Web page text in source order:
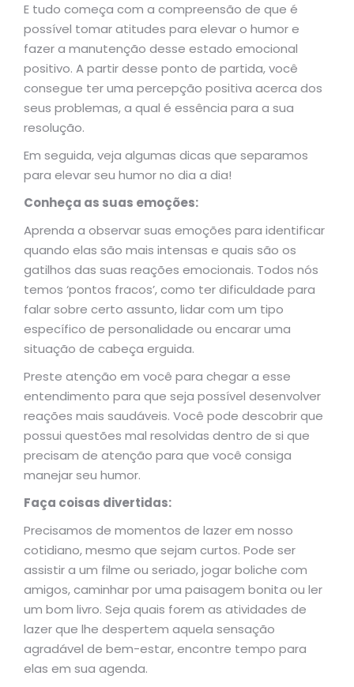
E tudo começa com a compreensão de que é
possível tomar atitudes para elevar o humor e
fazer a manutenção desse estado emocional
positivo. A partir desse ponto de partida, você
consegue ter uma percepção positiva acerca dos
seus problemas, a qual é essência para a sua
resolução.
Em seguida, veja algumas dicas que separamos
para elevar seu humor no dia a dia!
Conheça as suas emoções:
Aprenda a observar suas emoções para identificar
quando elas são mais intensas e quais são os
gatilhos das suas reações emocionais. Todos nós
temos ‘pontos fracos’, como ter dificuldade para
falar sobre certo assunto, lidar com um tipo
específico de personalidade ou encarar uma
situação de cabeça erguida.
Preste atenção em você para chegar a esse
entendimento para que seja possível desenvolver
reações mais saudáveis. Você pode descobrir que
possui questões mal resolvidas dentro de si que
precisam de atenção para que você consiga
manejar seu humor.
Faça coisas divertidas:
Precisamos de momentos de lazer em nosso
cotidiano, mesmo que sejam curtos. Pode ser
assistir a um filme ou seriado, jogar boliche com
amigos, caminhar por uma paisagem bonita ou ler
um bom livro. Seja quais forem as atividades de
lazer que lhe despertem aquela sensação
agradável de bem-estar, encontre tempo para
elas em sua agenda.